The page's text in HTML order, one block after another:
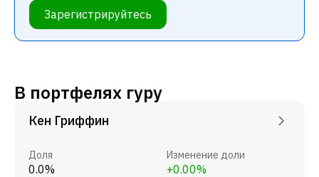
Зарегистрируйтесь
В портфелях гуру
Кен Гриффин
Доля
0.0%
Изменение доли
+0.00%